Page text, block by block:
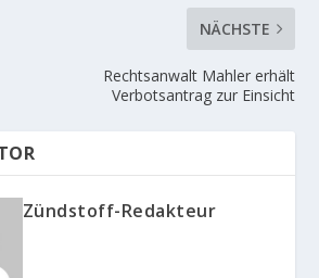
NÄCHSTE
Rechtsanwalt Mahler erhält
Verbotsantrag zur Einsicht
Zündstoff-Redakteur